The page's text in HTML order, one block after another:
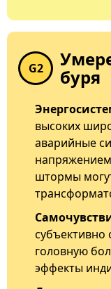
G2 буря
высоких
аварийные
штормы
субъективно
головную
эффекты